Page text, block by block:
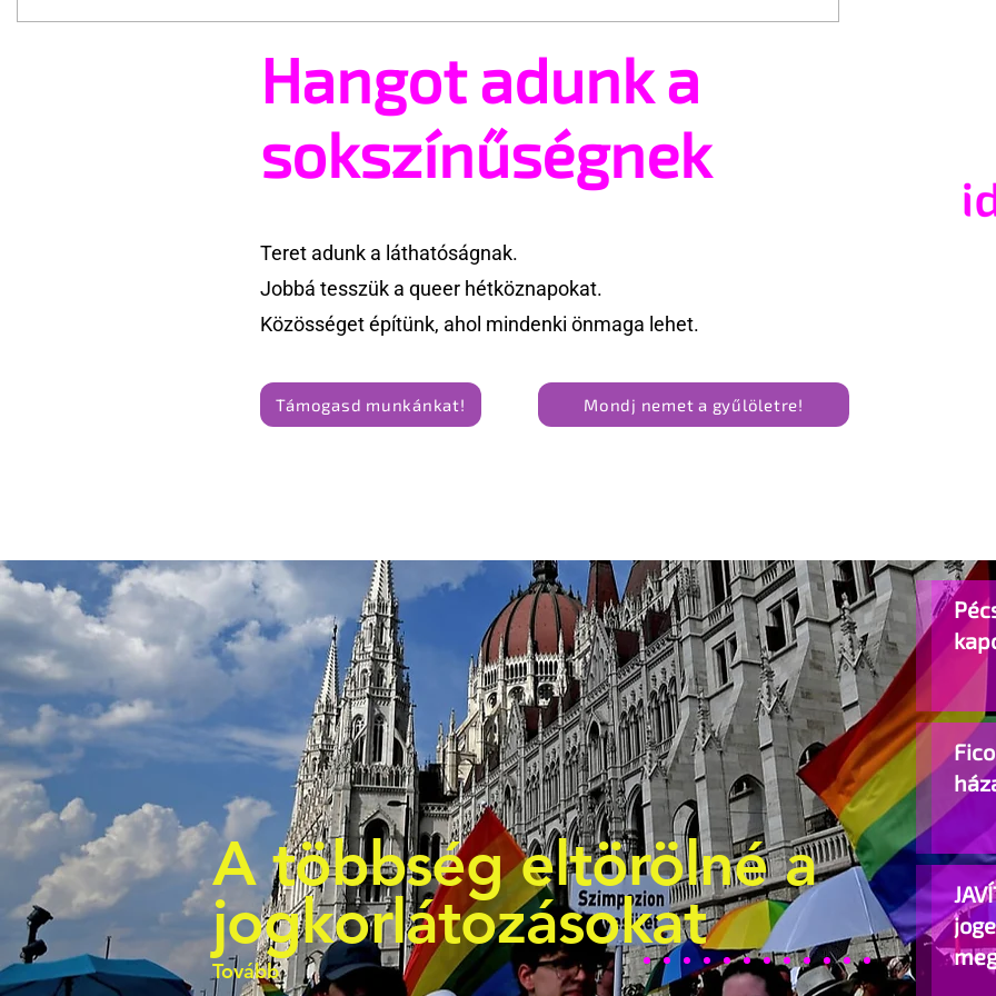
A mellrákszűrésről senki sem
beszél a mellkasi műtétek
Támogathatsz és ajánlhatsz:
Te is részt vehetsz a Pécs
Pride megvalósításában
Hangot adunk a
sokszínűségnek
Teret adunk a láthatóságnak.
Jobbá tesszük a queer hétköznapokat.
Közösséget építünk, ahol mindenki önmaga lehet.
Támogasd munkánkat! Mondj nemet a gyűlöletre!
A többség eltörölné a
jogkorlátozásokat
Tovább